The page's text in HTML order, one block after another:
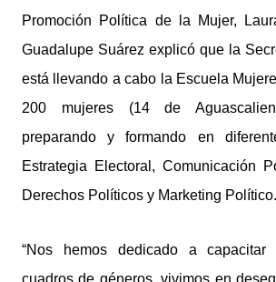
Promoción Política de la Mujer,
Guadalupe Suárez explicó que la
está llevando a cabo la Escuela
200 mujeres (14 de
preparando y formando en
Estrategia Electoral, Comunicación
Derechos Políticos y Marketing Político.
“Nos hemos dedicado a
cuadros de géneros, vivimos en